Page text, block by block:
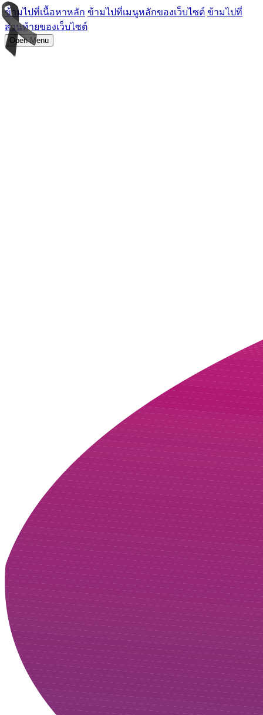
ข้ามไปที่เนื้อหาหลัก ข้ามไปที่เมนูหลักของเว็บไซต์ ข้ามไปที่
ส่วนท้ายของเว็บไซต์
Open Menu